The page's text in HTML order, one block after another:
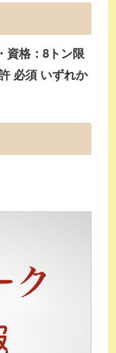
資格：8トン限
必須 いずれか